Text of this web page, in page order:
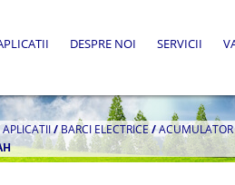
DESPRE NOI SERVICII
APLICATII/BARCI ELECTRICE/